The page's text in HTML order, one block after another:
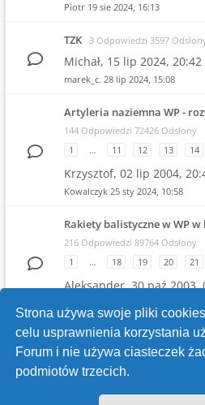
Strona używa swoje pliki
celu usprawnienia korzystania
Forum i nie używa ciasteczek
podmiotów trzecich.
Piotr 19 sie 2024, 16:13
TZK 3 Odpowiedzi 3597
Michał, 15 lip 2024, 20:42
marek_c. 28 lip 2024, 15:08
Artyleria naziemna WP -
144 Odpowiedzi 72426 Odsłony
1
… 11 12 13 14
Krzysztof, 02 lip 2004,
Kowalczyk 25 sty 2024, 10:58
Rakiety balistyczne w WP
216 Odpowiedzi 89764 Odsłony
1
… 18 19 20 21
Aleksander,30 paź 2003,
Wróć do wykazu forów